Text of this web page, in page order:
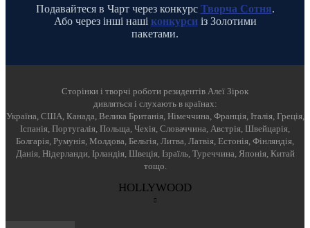
Подавайтеся в Чарт через конкурс Творча Сотня.
Або через інші наші конкурсиіз Золотими
пакетами.
Cторінки і творчі роботи резидентів Алеї Зірок
дивляться і слухають в країнах:
Україна, США, Канада, Велика Британія, Німеччина, Франція, Італія, Греція,
Іспанія, Португалія, Польща, Чехія, Словаччина, Австрія, Швейцарія,
Болгарія, Румунія, Молдова, Бельгія, Литва, Латвія, Естонія, Фінляндія,
Данія, Нідерланди, Ірландія, Швеція, Ізраїль, Туреччина, Японія, Китай
тощо.
HOLLYWOOD